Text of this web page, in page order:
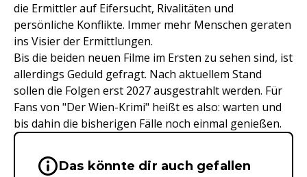
die Ermittler auf Eifersucht, Rivalitäten und
persönliche Konflikte. Immer mehr Menschen geraten
ins Visier der Ermittlungen.
Bis die beiden neuen Filme im Ersten zu sehen sind, ist
allerdings Geduld gefragt. Nach aktuellem Stand
sollen die Folgen erst 2027 ausgestrahlt werden. Für
Fans von "Der Wien-Krimi" heißt es also: warten und
bis dahin die bisherigen Fälle noch einmal genießen.
Wichtige Hinweise &
Das könnte dir auch gefallen